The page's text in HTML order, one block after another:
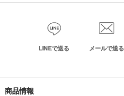
LINEで送る メールで送る
商品情報